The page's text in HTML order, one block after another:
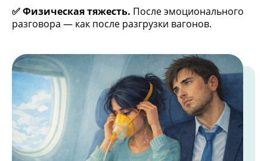
✅ Физическая тяжесть. После эмоционального
разговора — как после разгрузки вагонов.